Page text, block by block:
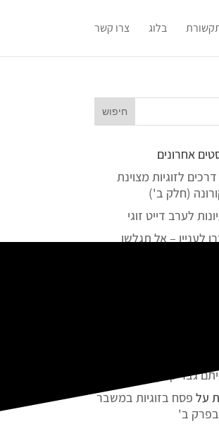
בלוג צרו קשר
אחרונים
10 דרכים לזוגיות מצוינת
(חלק ב')
לערב דייט זוגי
לעניין – אל תגלשו
גבר קופץ משמחה?
על פסח בזוגיות במשבר
בפרק ב'